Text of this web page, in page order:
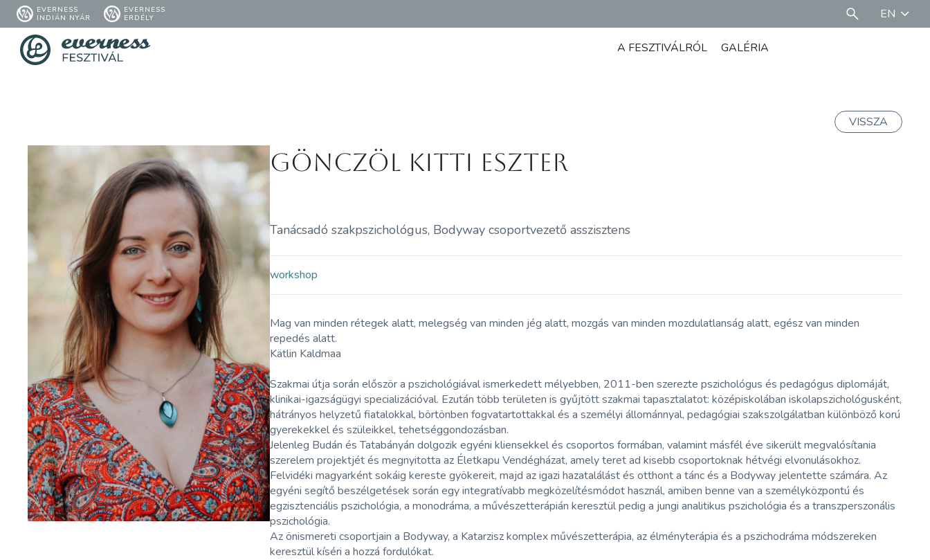
EVERNESS
INDIÁN NYÁR
EVERNESS
ERDÉLY
EN
A FESZTIVÁLRÓL GALÉRIA
VISSZA
Gönczöl Kitti Eszter
Tanácsadó szakpszichológus, Bodyway csoportvezető asszisztens
workshop
Mag van minden rétegek alatt, melegség van minden jég alatt, mozgás van minden mozdulatlanság alatt, egész van minden
repedés alatt.
Kätlin Kaldmaa
Szakmai útja során először a pszichológiával ismerkedett mélyebben, 2011-ben szerezte pszichológus és pedagógus diplomáját,
klinikai-igazságügyi specializációval. Ezután több területen is gyűjtött szakmai tapasztalatot: középiskolában iskolapszichológusként,
hátrányos helyzetű fiatalokkal, börtönben fogvatartottakkal és a személyi állománnyal, pedagógiai szakszolgálatban különböző korú
gyerekekkel és szüleikkel, tehetséggondozásban.
Jelenleg Budán és Tatabányán dolgozik egyéni kliensekkel és csoportos formában, valamint másfél éve sikerült megvalósítania
szerelem projektjét és megnyitotta az Életkapu Vendégházat, amely teret ad kisebb csoportoknak hétvégi elvonulásokhoz.
Felvidéki magyarként sokáig kereste gyökereit, majd az igazi hazatalálást és otthont a tánc és a Bodyway jelentette számára. Az
egyéni segítő beszélgetések során egy integratívabb megközelítésmódot használ, amiben benne van a személyközpontú és
egzisztenciális pszichológia, a monodráma, a művészetterápián keresztül pedig a jungi analitikus pszichológia és a transzperszonális
pszichológia.
Az önismereti csoportjain a Bodyway, a Katarzisz komplex művészetterápia, az élményterápia és a pszichodráma módszereken
keresztül kíséri a hozzá fordulókat.